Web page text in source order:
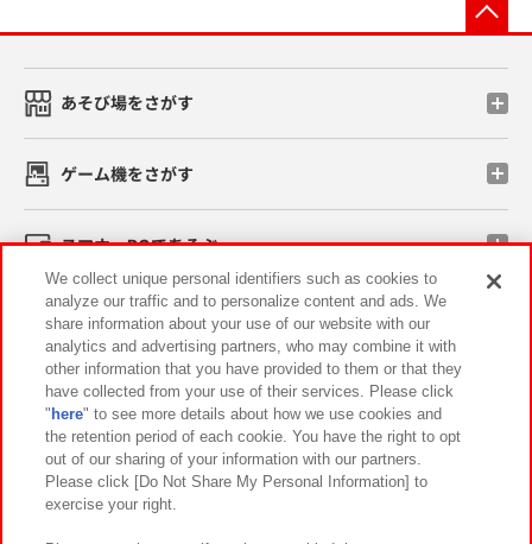
あそび場をさがす
ゲーム機をさがす
スマホ・PCであそぶ
イベント・キャンペーン
関連会社 サステナビリティ サイトポリシー
プライバシーポリシー ウェブアクセシビリティ方針と検証結果
お取引先さまとともに
We collect unique personal identifiers such as cookies to
analyze our traffic and to personalize content and ads. We
share information about your use of our website with our
analytics and advertising partners, who may combine it with
other information that you have provided to them or that they
have collected from your use of their services. Please click
" here" to see more details about how we use cookies and
the retention period of each cookie. You have the right to opt
out of our sharing of your information with our partners.
Please click [Do Not Share My Personal Information] to
exercise your right.